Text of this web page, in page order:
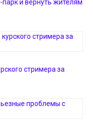
и вернуть жителям
стримера за